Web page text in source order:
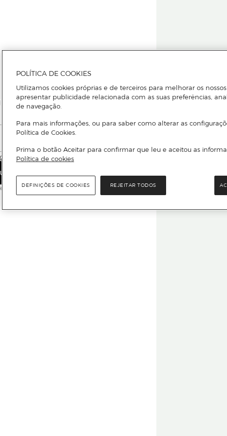
se registar ou
do site
e ao Supermercado El Corte Inglés.
POLÍTICA DE COOKIES
Utilizamos cookies próprias e de terceiros para melhorar os
apresentar publicidade relacionada com as suas preferências,
de navegação.
Para mais informações, ou para saber como alterar as
Política de Cookies.
Prima o botão Aceitar para confirmar que leu e aceitou as
Política de cookies
REJEITAR TODOS
DEFINIÇÕES DE COOKIES